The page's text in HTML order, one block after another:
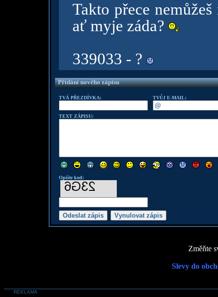
Takto přece
ať myje záda?
339033 - ?
Přidání nového zápisu
TVÁ PŘEZDÍVKA: TVŮJ E-MAIL:
TEXT ZÁPISU:
Opište kod:
Změňte
Slevy do
REKLAMA